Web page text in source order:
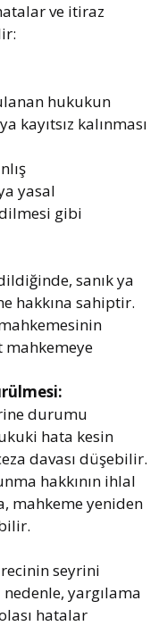
ve itiraz
hukukun
kayıtsız kalınması
yasal
gibi
sanık ya
hakkına sahiptir.
mahkemeye
durumu
hata kesin
davası düşebilir.
hakkının ihlal
mahkeme yeniden
seyrini
yargılama
hatalar